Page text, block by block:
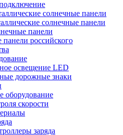
солнечные панели
солнечные панели
панели
российского
освещение LED
дорожные знаки
оборудование
скорости
заряда